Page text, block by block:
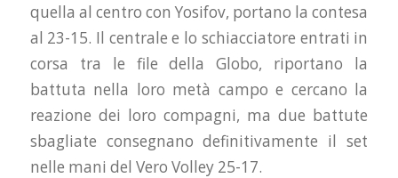
quella al centro con Yosifov, portano la contesa
al 23-15. Il centrale e lo schiacciatore entrati in
corsa tra le file della Globo, riportano la
battuta nella loro metà campo e cercano la
reazione dei loro compagni, ma due battute
sbagliate consegnano definitivamente il set
nelle mani del Vero Volley 25-17.